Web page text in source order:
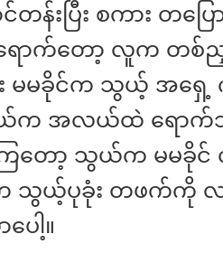
တန်းပြီး စကား တပြ
ရောက်တော့ လူက တစ်
း မမခိုင်က သွယ့် အရှ
အလယ်ထဲ ရောက်သွာ
ြတော့ သွယ်က မမခိုင်
းက သွယ့်ပုခုံး တဖက်
ေါ့။